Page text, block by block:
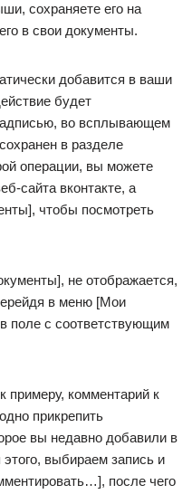
сохраняете его на
в свои документы.
добавится в ваши
будет
во всплывающем
в разделе
операции, вы можете
сайта вконтакте, а
чтобы посмотреть
не отображается,
в меню [Мои
в поле с соответствующим
примеру, комментарий к
прикрепить
вы недавно добавили в
выбираем запись и
после чего